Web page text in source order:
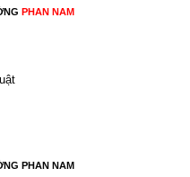
PHAN NAM
PHAN NAM